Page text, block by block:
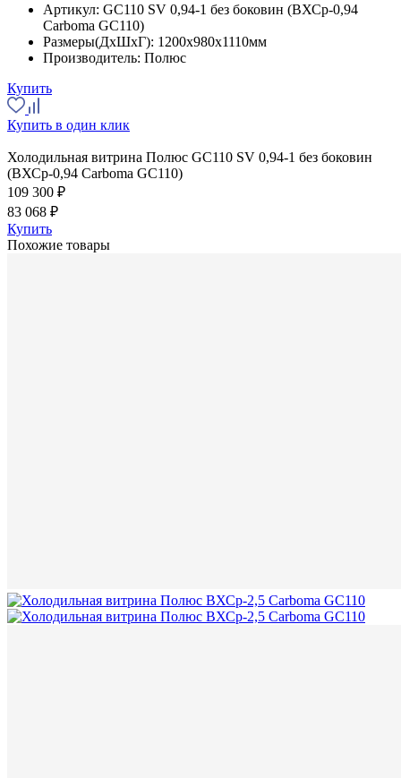
Артикул: GC110 SV 0,94-1 без боковин (ВХСр-0,94
Carboma GC110)
Размеры(ДхШхГ): 1200x980x1110мм
Производитель: Полюс
Купить
Купить в один клик
Холодильная витрина Полюс GC110 SV 0,94-1 без боковин
(ВХСр-0,94 Carboma GC110)
109 300 ₽
83 068 ₽
Купить
Похожие товары